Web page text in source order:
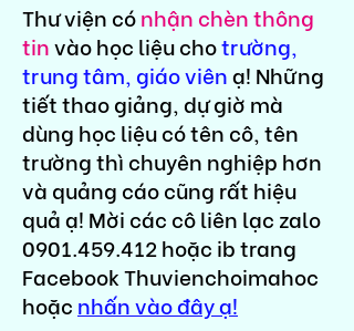
Thư viện cónhận chèn thông
tinvào học liệu chotrường,
trung tâm, giáo viênạ! Những
tiết thao giảng, dự giờ mà
dùng học liệu có tên cô, tên
trường thì chuyên nghiệp hơn
và quảng cáo cũng rất hiệu
quả ạ! Mời các cô liên lạc zalo
0901.459.412hoặc ib trang
Facebook Thuvienchoimahoc
hoặc nhấn vào đây ạ!